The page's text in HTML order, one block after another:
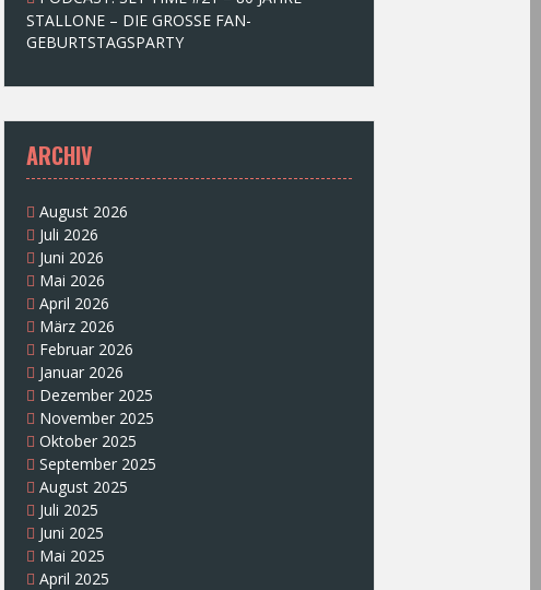
STALLONE – DIE GROSSE FAN-
GEBURTSTAGSPARTY
ARCHIV
August 2026
Juli 2026
Juni 2026
Mai 2026
April 2026
März 2026
Februar 2026
Januar 2026
Dezember 2025
November 2025
Oktober 2025
September 2025
August 2025
Juli 2025
Juni 2025
Mai 2025
April 2025